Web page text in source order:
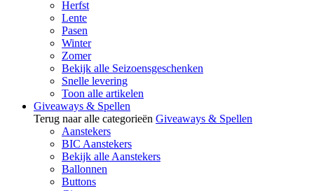
Herfst
Lente
Pasen
Winter
Zomer
Bekijk alle Seizoensgeschenken
Snelle levering
Toon alle artikelen
Giveaways & Spellen
Terug naar alle categorieën Giveaways & Spellen
Aanstekers
BIC Aanstekers
Bekijk alle Aanstekers
Ballonnen
Buttons